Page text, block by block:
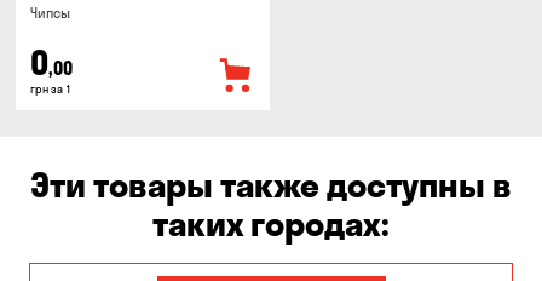
Чипсы
0,00
грн за 1
Эти товары также доступны в
таких городах: